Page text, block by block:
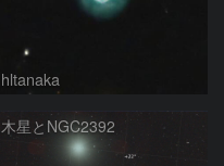
hltanaka
木星とNGC2392